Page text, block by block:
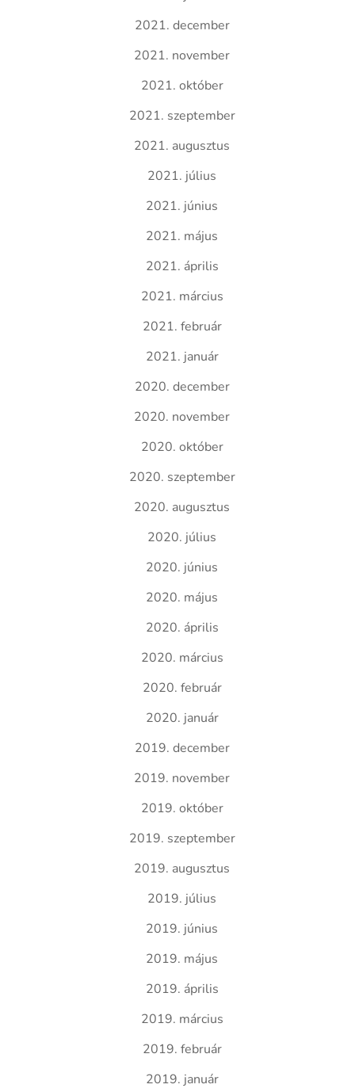
2021. december
2021. november
2021. október
2021. szeptember
2021. augusztus
2021. július
2021. június
2021. május
2021. április
2021. március
2021. február
2021. január
2020. december
2020. november
2020. október
2020. szeptember
2020. augusztus
2020. július
2020. június
2020. május
2020. április
2020. március
2020. február
2020. január
2019. december
2019. november
2019. október
2019. szeptember
2019. augusztus
2019. július
2019. június
2019. május
2019. április
2019. március
2019. február
2019. január